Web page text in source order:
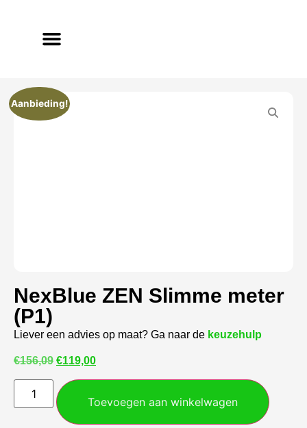
NexBlue ZEN Slimme meter
(P1)
Liever een advies op maat? Ga naar de keuzehulp
€156,09 €119,00
Toevoegen aan winkelwagen
Aanbieding!